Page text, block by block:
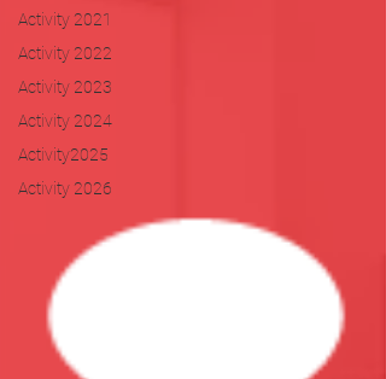
Activity 2021
Activity 2022
Activity 2023
Activity 2024
Activity2025
Activity 2026